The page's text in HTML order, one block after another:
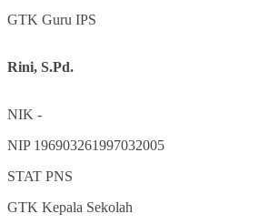
GTK Guru IPS
Rini, S.Pd.
NIK -
NIP 196903261997032005
STAT PNS
GTK Kepala Sekolah